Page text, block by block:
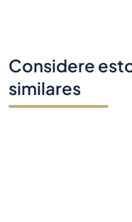
Considere
similares